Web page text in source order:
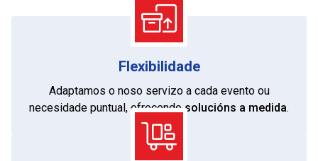
Flexibilidade
Adaptamos o noso servizo a cada evento ou
necesidade puntual, ofrecendo solucións a medida.